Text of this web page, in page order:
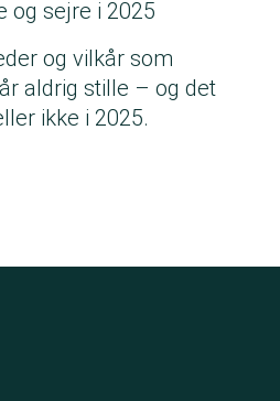
og sejre i 2025
og vilkår som
aldrig stille – og det
ikke i 2025.